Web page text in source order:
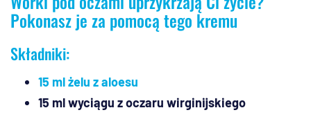
Pokonasz je za pomocą tego kremu
Składniki:
15 ml żelu z aloesu
15 ml wyciągu z oczaru wirginijskiego